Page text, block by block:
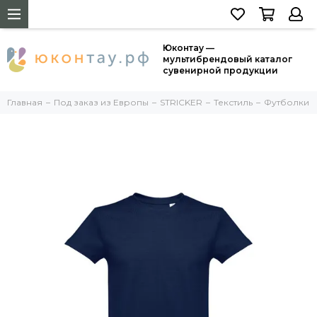
Юконтау —
мультибрендовый каталог
сувенирной продукции
Главная Под заказ из Европы STRICKER Текстиль Футболки